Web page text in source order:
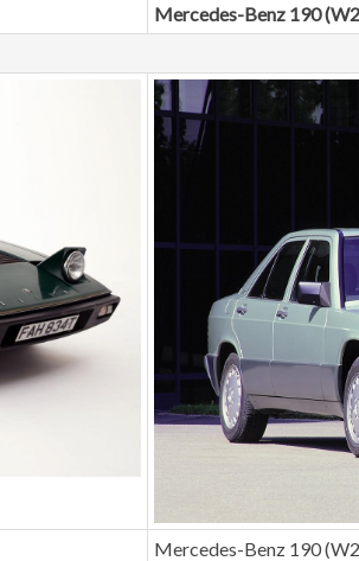
Mercedes-Benz 190
Mercedes-Benz 190